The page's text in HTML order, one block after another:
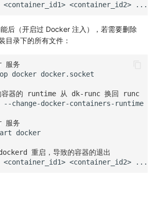
<container_id1> <container_id2>
后（开启过 Docker 注入），若需要删除
目录下的所有文件：
服务
docker
容器的 runtime 从 dk-runc 换回 runc
--change-docker-containers-runtime
服务
重启，导致的容器的退出
<container_id1> <container_id2>